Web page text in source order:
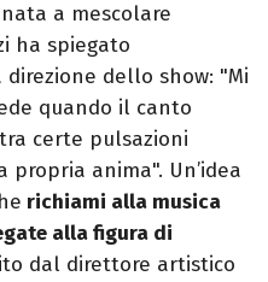
a mescolare
ha spiegato
dello show: "Mi
quando il canto
certe pulsazioni
propria anima". Un’idea
richiami alla musica
alla figura di
dal direttore artistico